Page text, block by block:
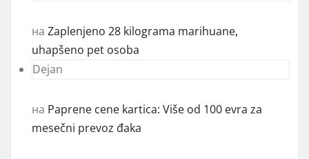
на Zaplenjeno 28 kilograma marihuane,
uhapšeno pet osoba
Dejan
на Paprene cene kartica: Više od 100 evra za
mesečni prevoz đaka